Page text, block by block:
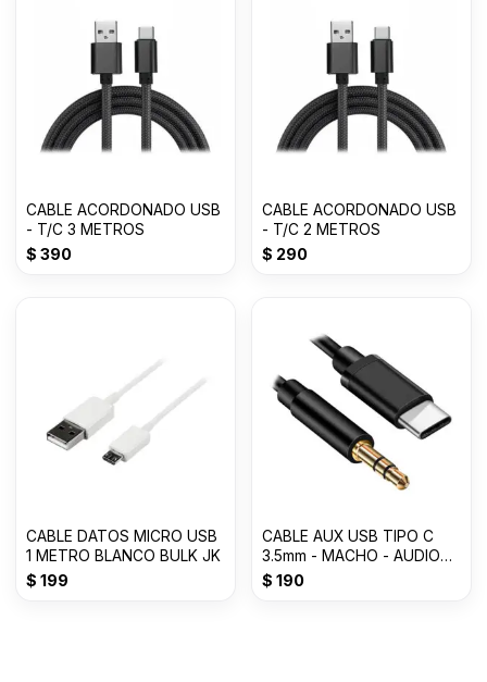
CABLE ACORDONADO USB
- T/C 3 METROS
$ 390
CABLE ACORDONADO USB
- T/C 2 METROS
$ 290
CABLE DATOS MICRO USB
1 METRO BLANCO BULK JK
$ 199
CABLE AUX USB TIPO C
3.5mm - MACHO - AUDIO
-1000mm
$ 190